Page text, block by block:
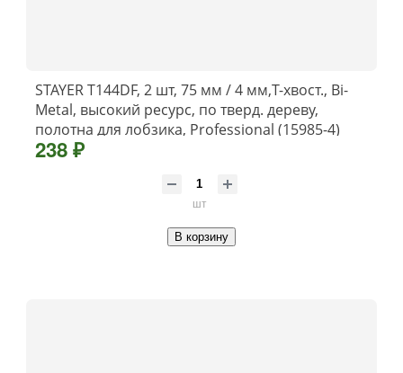
STAYER T144DF, 2 шт, 75 мм / 4 мм,T-хвост., Bi-
Metal, высокий ресурс, по тверд. дереву,
полотна для лобзика, Professional (15985-4)
238 ₽
шт
В корзину